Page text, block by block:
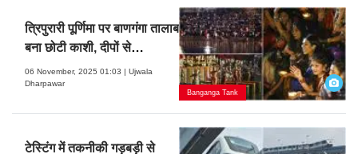
Banganga Tank
त्रिपुरारी पूर्णिमा पर बाणगंगा तालाब
बना छोटी काशी, दीपों से
झिलमिलाया परिसर
06 November, 2025 01:03 | Ujwala
Dharpawar
टेस्टिंग में तकनीकी गड़बड़ी से